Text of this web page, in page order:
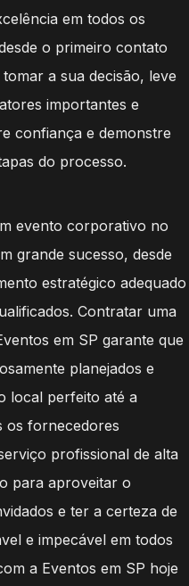
em todos os
o primeiro contato
a sua decisão, leve
importantes e
confiança e demonstre
do processo.
evento corporativo no
grande sucesso, desde
estratégico adequado
Contratar uma
em SP garante que
planejados e
local perfeito até a
os fornecedores
profissional de alta
para aproveitar o
e ter a certeza de
e impecável em todos
a Eventos em SP hoje